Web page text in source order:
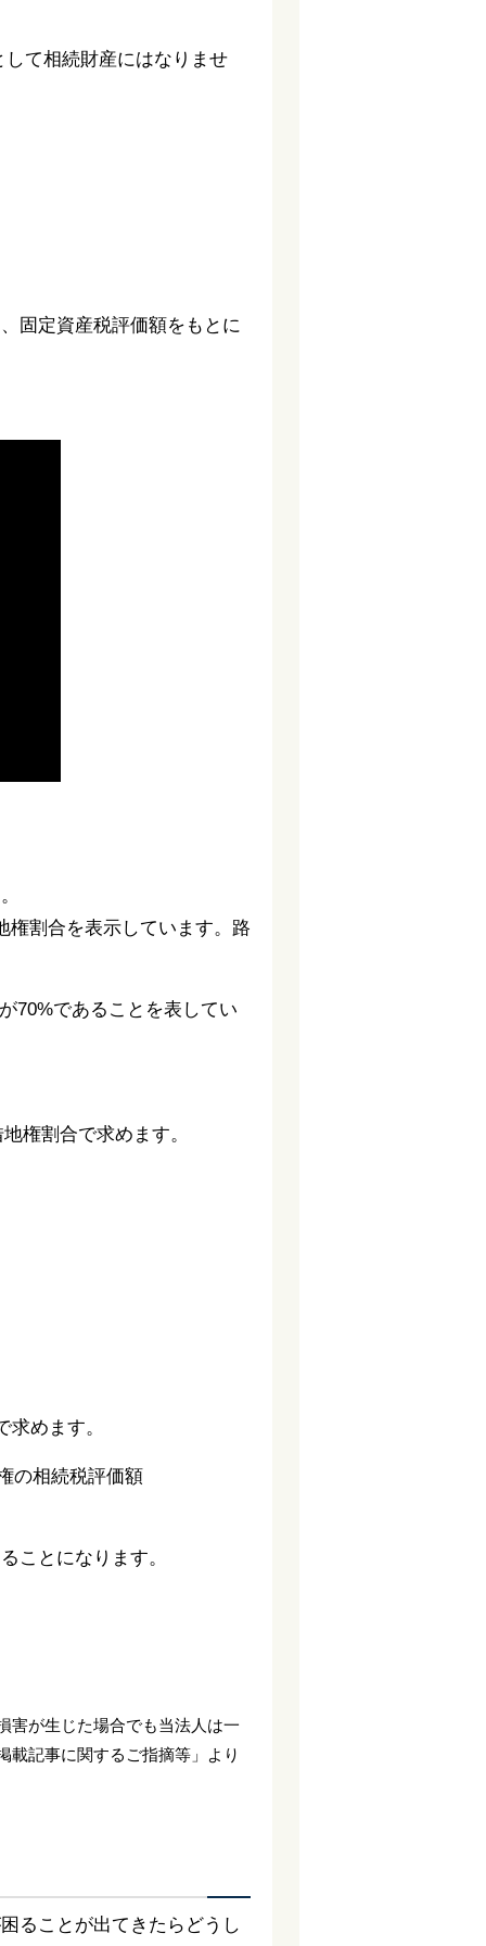
て相続財産にはなりませ
固定資産税評価額をもとに
権割合を表示しています。路
70%であることを表してい
権割合で求めます。
めます。
の相続税評価額
ことになります。
害が生じた場合でも当法人は一
載記事に関するご指摘等」より
ることが出てきたらどうし